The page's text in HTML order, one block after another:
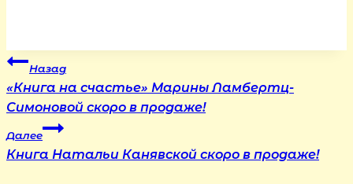
Навигация
по
записям
Назад
«Книга на счастье» Марины Ламбертц-
Симоновой скоро в продаже!
Далее
Книга Натальи Канявской скоро в продаже!